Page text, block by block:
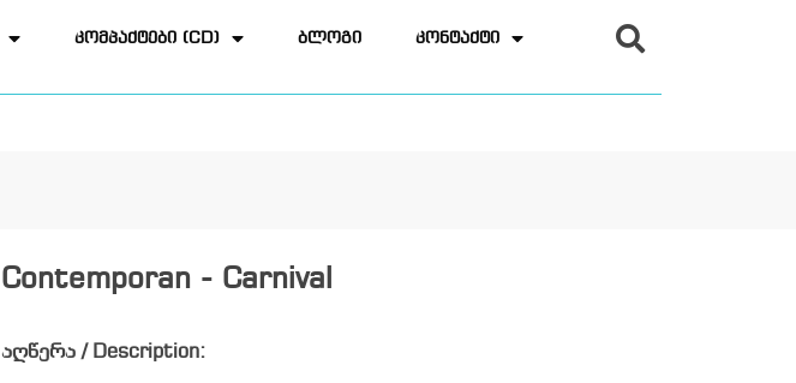
კომპაქტები (CD) ბლოგი კონტაქტი
Contemporan - Carnival
აღწერა / Description: